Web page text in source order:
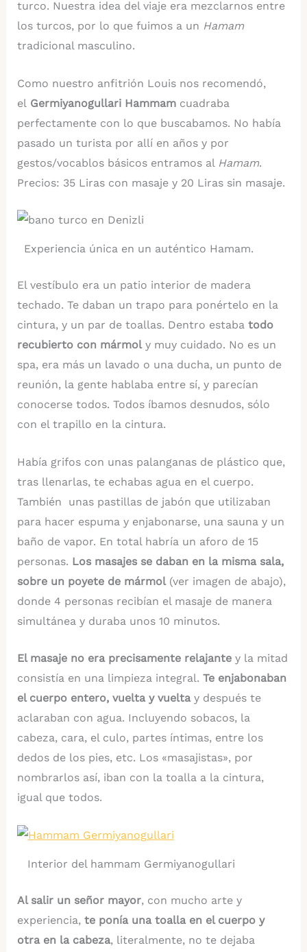
turco. Nuestra idea del viaje era mezclarnos entre
los turcos, por lo que fuimos a un Hamam
tradicional masculino.
Como nuestro anfitrión Louis nos recomendó,
el Germiyanogullari Hammamcuadraba
perfectamente con lo que buscabamos. No había
pasado un turista por allí en años y por
gestos/vocablos básicos entramos al Hamam.
Precios: 35 Liras con masaje y 20 Liras sin masaje.
Experiencia única en un auténtico Hamam.
El vestíbulo era un patio interior de madera
techado. Te daban un trapo para ponértelo en la
cintura, y un par de toallas. Dentro estaba todo
recubierto con mármoly muy cuidado. No es un
spa, era más un lavado o una ducha, un punto de
reunión, la gente hablaba entre sí, y parecían
conocerse todos. Todos íbamos desnudos, sólo
con el trapillo en la cintura.
Había grifos con unas palanganas de plástico que,
tras llenarlas, te echabas agua en el cuerpo.
También unas pastillas de jabón que utilizaban
para hacer espuma y enjabonarse, una sauna y un
baño de vapor. En total habría un aforo de 15
personas. Los masajes se daban en la misma sala,
sobre un poyete de mármol(ver imagen de abajo),
donde 4 personas recibían el masaje de manera
simultánea y duraba unos 10 minutos.
El masaje no era precisamente relajantey la mitad
consistía en una limpieza integral. Te enjabonaban
el cuerpo entero, vuelta y vueltay después te
aclaraban con agua. Incluyendo sobacos, la
cabeza, cara, el culo, partes íntimas, entre los
dedos de los pies, etc. Los «masajistas», por
nombrarlos así, iban con la toalla a la cintura,
igual que todos.
Interior del hammam Germiyanogullari
Al salir un señor mayor, con mucho arte y
experiencia, te ponía una toalla en el cuerpo y
otra en la cabeza, literalmente, no te dejaba